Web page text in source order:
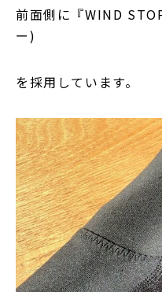
前面側に『WIND
ー)
を採用しています。